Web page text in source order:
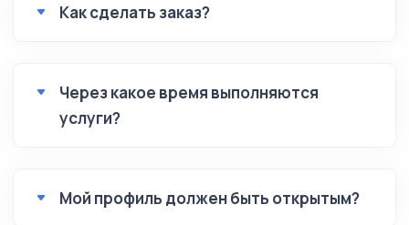
Как сделать заказ?
Через какое время выполняются
услуги?
Мой профиль должен быть открытым?